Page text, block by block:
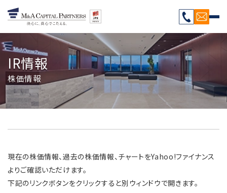
IR情報
株価情報
現在の株価情報、過去の株価情報、チャートをYahoo!ファイナンス
よりご確認いただけます。
下記のリンクボタンをクリックすると別ウィンドウで開きます。